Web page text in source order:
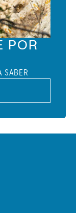
POR
SABER